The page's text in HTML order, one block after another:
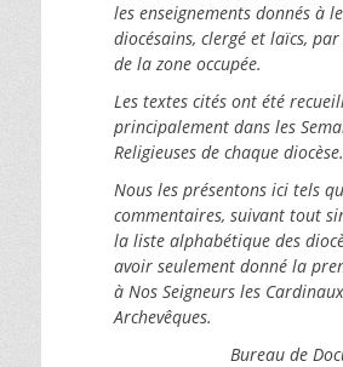
les enseignements donnés à
diocésains, clergé et laïcs, par
de la zone occupée.
Les textes cités ont été
principalement dans les
Religieuses de chaque diocèse.
Nous les présentons ici tels
commentaires, suivant tout
la liste alphabétique des
avoir seulement donné la
à Nos Seigneurs les
Archevêques.
Bureau de